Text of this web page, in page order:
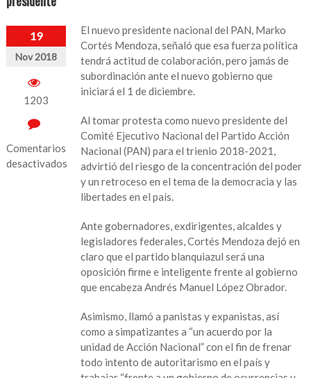
19
Nov 2018
1203
Comentarios
desactivados
El nuevo presidente nacional del PAN, Marko
Cortés Mendoza, señaló que esa fuerza política
tendrá actitud de colaboración, pero jamás de
subordinación ante el nuevo gobierno que
iniciará el 1 de diciembre.
Al tomar protesta como nuevo presidente del
Comité Ejecutivo Nacional del Partido Acción
Nacional (PAN) para el trienio 2018-2021,
advirtió del riesgo de la concentración del poder
y un retroceso en el tema de la democracia y las
libertades en el país.
Ante gobernadores, exdirigentes, alcaldes y
legisladores federales, Cortés Mendoza dejó en
claro que el partido blanquiazul será una
oposición firme e inteligente frente al gobierno
que encabeza Andrés Manuel López Obrador.
Asimismo, llamó a panistas y expanistas, así
como a simpatizantes a “un acuerdo por la
unidad de Acción Nacional” con el fin de frenar
todo intento de autoritarismo en el país y